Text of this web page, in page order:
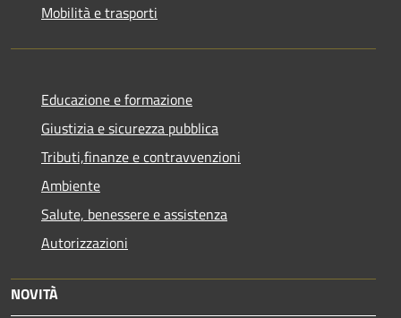
Mobilità e trasporti
Educazione e formazione
Giustizia e sicurezza pubblica
Tributi,finanze e contravvenzioni
Ambiente
Salute, benessere e assistenza
Autorizzazioni
NOVITÀ